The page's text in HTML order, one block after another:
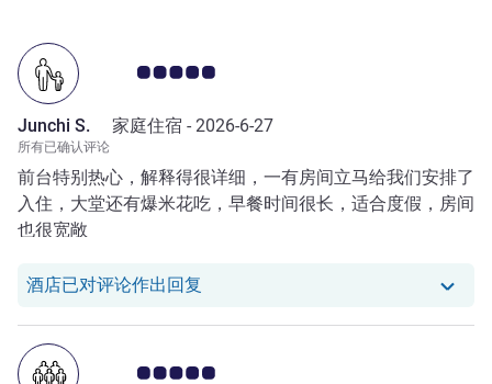
客户意见评级 5.0/5
Junchi S. 家庭住宿 - 2026-6-27
所有已确认评论
前台特别热心，解释得很详细，一有房间立马给我们安排了
入住，大堂还有爆米花吃，早餐时间很长，适合度假，房间
也很宽敞
酒店已对评论作出回复 我们酒店已对 Junchi S. 的评论作出
客户意见评级 5.0/5